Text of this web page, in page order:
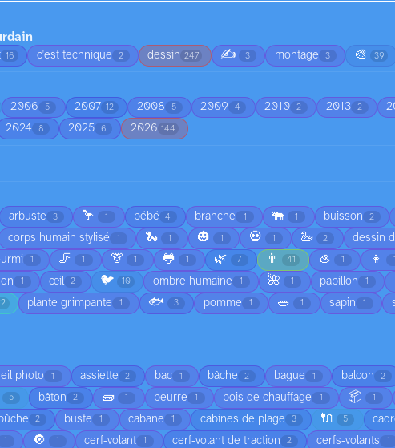
16 c'est technique 2 dessin 247 ✍️ 3 montage 3 🎨 39
2006 5 2007 12 2008 5 2009 4 2010 2 2013 2
2024 8 2025 6 2026 144
arbuste 3 🦩 1 bébé 4 branche 1 🐃 1 buisson 2
corps humain stylisé 1 🐍 1 🎃 1 💀 1 🦢 2 dessin
1 🦵 1 🦒 1 🐸 1 🌿 7 👨 41 🦪 1 👧 1
1 œil 2 🐦 10 ombre humaine 1 🌺 1 papillon 1
plante grimpante 1 🐟 3 pomme 1 🥗 1 sapin 1
photo 1 assiette 2 bac 1 bâche 2 bague 1 balcon 2
5 bâton 2 🧱 1 beurre 1 bois de chauffage 1 📦 1
2 buste 1 cabane 1 cabines de plage 3 🔌 5
1 🔘 1 cerf-volant 1 cerf-volant de traction 2 cerfs-volants 1